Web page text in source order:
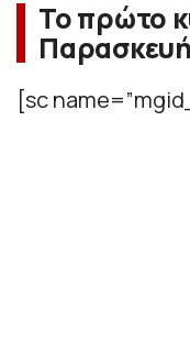
Το πρώτο
Παρασκευή
[sc